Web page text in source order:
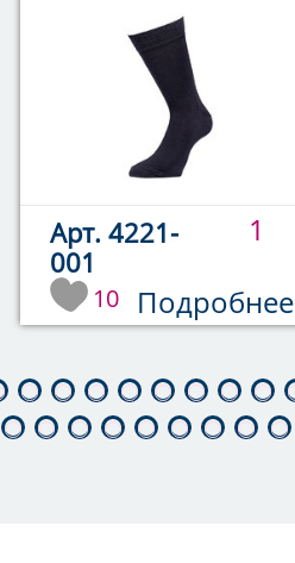
Арт. 4221-
001
1
10 Подробнее